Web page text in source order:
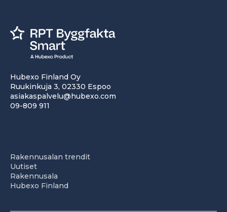
Hubexo Finland Oy
Ruukinkuja 3, 02330 Espoo
asiakaspalvelu@hubexo.com
09-809 911
Rakennusalan trendit
Uutiset
Rakennusala
Hubexo Finland